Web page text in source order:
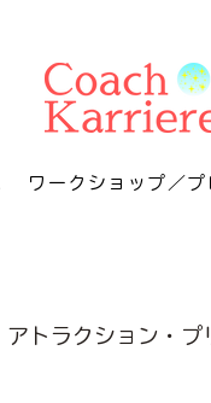
ワークショップ／プ
アトラクション・プ